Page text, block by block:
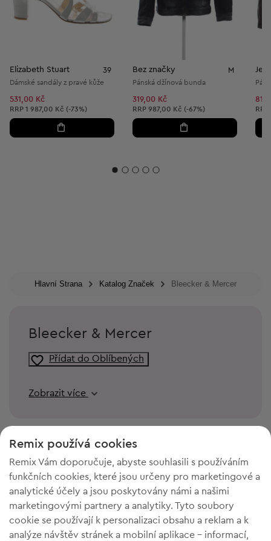
Elizabeth Stuart 39
Dámské sandály z pravé kůže
531,00 Kč
Doporučená cena:
RRP 1 987,00 Kč (-73%)
Bez značky M
Pánská džínová bunda
319,00 Kč
Doporučená cena:
RRP 987,00 Kč (-67%) RRP
Hlavní Strana Katalog Značek Bleecker & Mercer
Bleecker & Mercer
Přídat do Oblíbených
Zobrazit více
Remix používá cookies
Remix Vám doporučuje, abyste souhlasili s používáním
funkčních cookies, které jsou určeny pro marketingové a
analytické účely a jsou poskytovány námi a našimi
marketingovými partnery a analytiky. Tyto soubory
cookie se používají k personalizaci obsahu a reklam a k
analýze návštěv stránek a mobilní aplikace - informací,